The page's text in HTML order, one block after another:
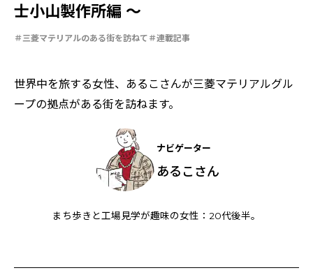
MYSTORY
特集：カーボンニュートラルに挑む
特集：都市鉱山に挑む
特集：技術の力で未来をつくる
特集：進化する銅
電気鉛
特集：金属と社会を、クリーンにつくり出す
資源循環
リサイクル
士小山製作所編 〜
三菱マテリアルのある街を訪ねて 連載記事
世界中を旅する女性、あるこさんが三菱マテリアルグル
ープの拠点がある街を訪ねます。
ナビゲーター
あるこさん
まち歩きと工場見学が趣味の女性：20代後半。​